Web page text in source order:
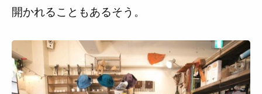
開かれることもあるそう。